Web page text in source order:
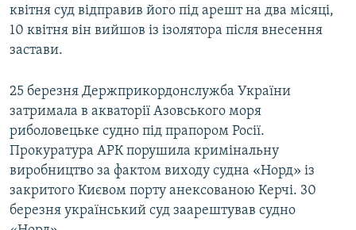
квітня суд відправив його під арешт на два місяці,
10 квітня він вийшов із ізолятора після внесення
застави.
25 березня Держприкордонслужба України
затримала в акваторії Азовського моря
риболовецьке судно під прапором Росії.
Прокуратура АРК порушила кримінальну
виробництво за фактом виходу судна «Норд» із
закритого Києвом порту анексованою Керчі. 30
березня український суд заарештував судно